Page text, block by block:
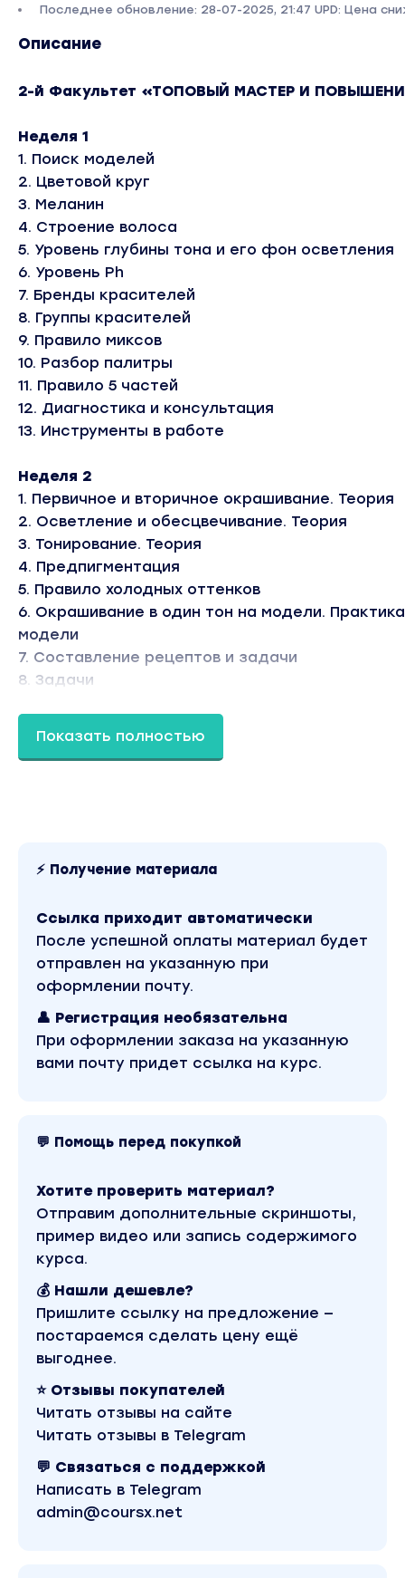
Последнее обновление: 28-07-2025, 21:47 UPD: Цена
Описание
2-й Факультет «ТОПОВЫЙ МАСТЕР И
Неделя 1
1. Поиск моделей
2. Цветовой круг
3. Меланин
4. Строение волоса
5. Уровень глубины тона и его фон осветления
6. Уровень Ph
7. Бренды красителей
8. Группы красителей
9. Правило миксов
10. Разбор палитры
11. Правило 5 частей
12. Диагностика и консультация
13. Инструменты в работе
Неделя 2
1. Первичное и вторичное окрашивание. Теория
2. Осветление и обесцвечивание. Теория
3. Тонирование. Теория
4. Предпигментация
5. Правило холодных оттенков
6. Окрашивание в один тон на модели.
модели
7. Составление рецептов и задачи
8. Задачи
Неделя 4
2. Коммерческое мелирование. Отработка на
Смывка из черного
1. Полный алгоритм выполнения всех этапов
2. Алгоритм на химически поврежденный
3. Сложные случаи со смывками
4. Домашний уход
Задание 2. Смывка из чёрного убитых волос
2 Рабочие тетради
Практика
Неделя 1
1. Выход из блонда - с помощью пре-
модели
2. Дисциплина Колористические задачи и
3. Мини курс Цветовые бани
4. 3D тонирование
5. Работа с сединой. Теория + видео на модели
6. Видео на тестовых прядях
7. Видео тонирование на модели
8. Booster расширенная программа
Неделя 2
Показать полностью
⚡ Получение материала
Ссылка приходит автоматически
После успешной оплаты материал будет
отправлен на указанную при
оформлении почту.
👤 Регистрация необязательна
При оформлении заказа на указанную
вами почту придет ссылка на курс.
💬 Помощь перед покупкой
Хотите проверить материал?
Отправим дополнительные скриншоты,
пример видео или запись содержимого
курса.
💰 Нашли дешевле?
Пришлите ссылку на предложение —
постараемся сделать цену ещё
выгоднее.
⭐ Отзывы покупателей
Читать отзывы на сайте
Читать отзывы в Telegram
💬 Связаться с поддержкой
Написать в Telegram
admin@coursx.net